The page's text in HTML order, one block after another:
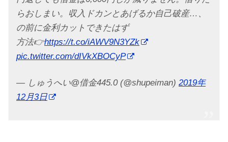
らおしまい。収入ドカンとあげるか自己破産…、
の前に金利カットできたはず
方法👉https://t.co/iAWV9N3YZk
pic.twitter.com/dIVkXBOCyP
— しゅうへい@借金445.0 (@shupeiman) 2019年
12月3日